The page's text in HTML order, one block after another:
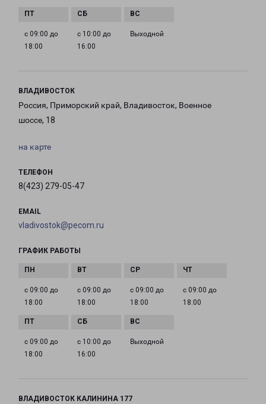
с 09:00 до
18:00
с 10:00 до
16:00
Выходной
ВЛАДИВОСТОК
Россия, Приморский край, Владивосток, Военное
шоссе, 18
на карте
ТЕЛЕФОН
8(423) 279-05-47
EMAIL
vladivostok@pecom.ru
ГРАФИК РАБОТЫ
с 09:00 до
18:00
с 09:00 до
18:00
с 09:00 до
18:00
с 09:00 до
18:00
с 09:00 до
18:00
с 10:00 до
16:00
Выходной
ВЛАДИВОСТОК КАЛИНИНА 177